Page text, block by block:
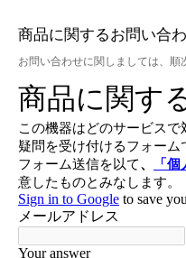
商品に関するお問い合
お問い合わせに関しましては、順